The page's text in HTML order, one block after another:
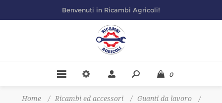
Benvenuti in Ricambi Agricoli!
0
Home / Ricambi ed accessori / Guanti da lavoro
/